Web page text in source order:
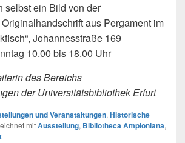
selbst ein Bild von der
aus Pergament im
Johannesstraße 169
10.00 bis 18.00 Uhr
des Bereichs
der Universitätsbibliothek Erfurt
und Veranstaltungen, Historische
mitAusstellung, Bibliotheca Amploniana,